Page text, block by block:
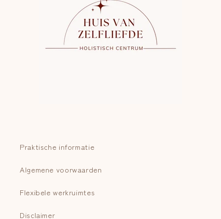
Praktische informatie
Algemene voorwaarden
Flexibele werkruimtes
Disclaimer